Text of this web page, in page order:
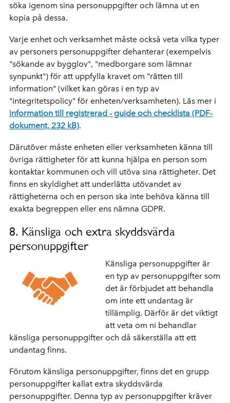
söka igenom sina personuppgifter och lämna ut en
kopia på dessa.
Varje enhet och verksamhet måste också veta vilka typer
av personers personuppgifter dehanterar (exempelvis
"sökande av bygglov", "medborgare som lämnar
synpunkt") för att uppfylla kravet om "rätten till
information" (vilket kan göras i en typ av
"integritetspolicy" för enheten/verksamheten). Läs mer i
information till registrerad - guide och checklista (PDF-
dokument, 232 kB).
Därutöver måste enheten eller verksamheten känna till
övriga rättigheter för att kunna hjälpa en person som
kontaktar kommunen och vill utöva sina rättigheter. Det
finns en skyldighet att underlätta utövandet av
rättigheterna och en person ska inte behöva känna till
exakta begreppen eller ens nämna GDPR.
8. Känsliga och extra skyddsvärda
personuppgifter
Känsliga personuppgifter är
en typ av personuppgifter som
det är förbjudet att behandla
om inte ett undantag är
tillämplig. Därför är det viktigt
att veta om ni behandlar
känsliga personuppgifter och då säkerställa att ett
undantag finns.
Förutom känsliga personuppgifter, finns det en grupp
personuppgifter kallat extra skyddsvärda
personuppgifter. Denna typ av personuppgifter kräver